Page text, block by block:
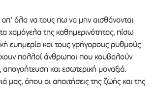
όλα να τους πω να μην αισθάνονται
χαμόγελα της καθημερινότητας, πίσω
ευημερία και τους γρήγορους ρυθμούς
πολλοί άνθρωποι που κουβαλούν
και εσωτερική μοναξιά.
μας, όπου οι απαιτήσεις της ζωής και της